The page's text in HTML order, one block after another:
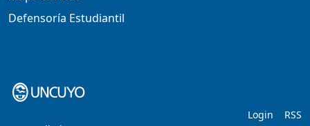
Defensoría Estudiantil
Login
RSS